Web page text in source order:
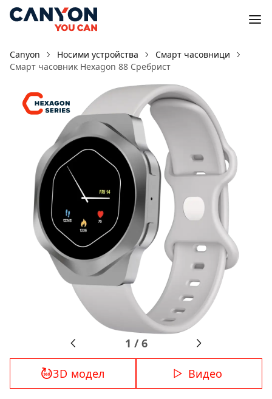
Canyon Носими устройства
Смарт часовници
Смарт часовник Hexagon 88 Сребрист
1 /6
3D модел Видео